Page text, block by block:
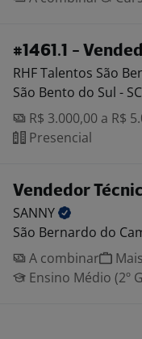
#1461.1 -
RHF Talentos São
São Bento do Sul - SC
R$ 3.000,00 a R$
Presencial
Vendedor
SANNY
São Bernardo do
A combinar
Ensino Médio (2º